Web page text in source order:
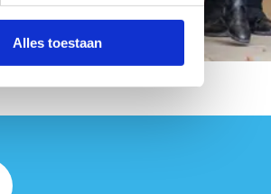
Alles toestaan